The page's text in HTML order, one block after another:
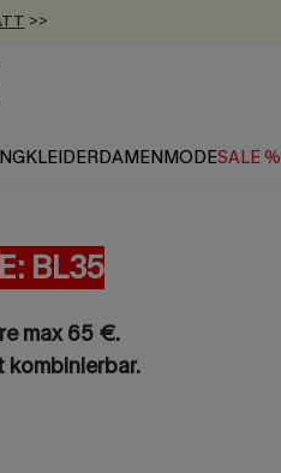
>>
KLEIDERDAMENMODESALE %
BL35
max 65 €.